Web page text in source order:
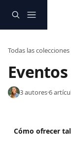
Todas las colecciones
Eventos
3 autores·6
Cómo ofrecer